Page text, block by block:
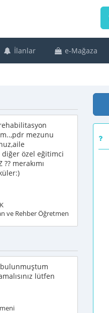
İlanlar e-Mağaza
mezunu
diğer özel eğitimci
merakımı
ve Rehber Öğretmen
lütfen